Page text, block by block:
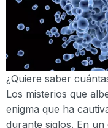
¿Quiere saber
Los misterios que
enigma que ha
durante siglos. En